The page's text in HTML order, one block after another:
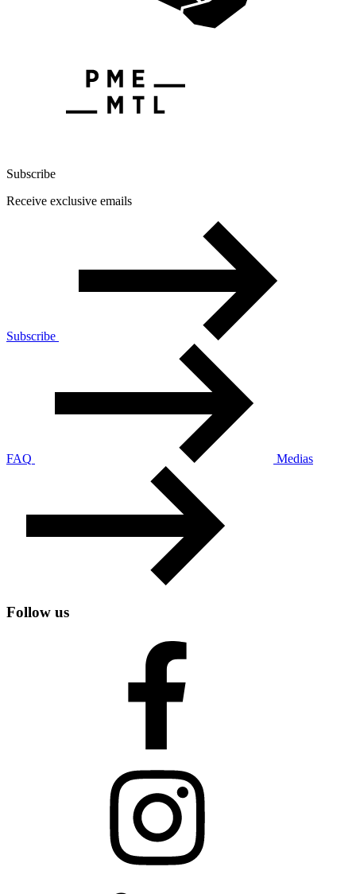
Subscribe
Receive exclusive emails
Subscribe
FAQ Medias
Follow us